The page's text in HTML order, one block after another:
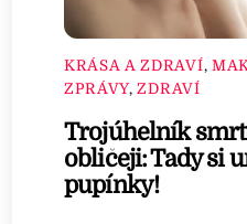
KRÁSA A ZDRAVÍ,
ZPRÁVY,ZDRAVÍ
Trojúhelník
obličeji: Tady si
pupínky!